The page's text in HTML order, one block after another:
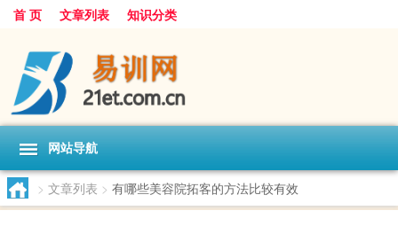
首 页 文章列表 知识分类
网站导航
> 文章列表 > 有哪些美容院拓客的方法比较有效